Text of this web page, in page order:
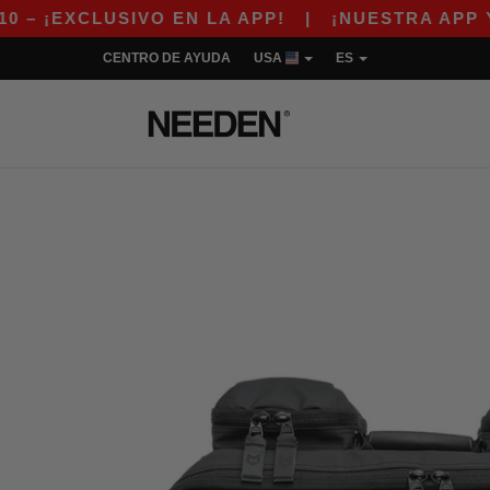
EN LA APP!|¡NUESTRA APP YA
CENTRO DE AYUDA USA ES